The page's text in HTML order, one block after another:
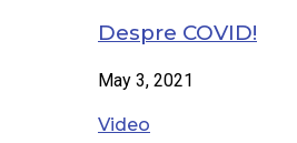
Despre COVID!
May 3, 2021
Video